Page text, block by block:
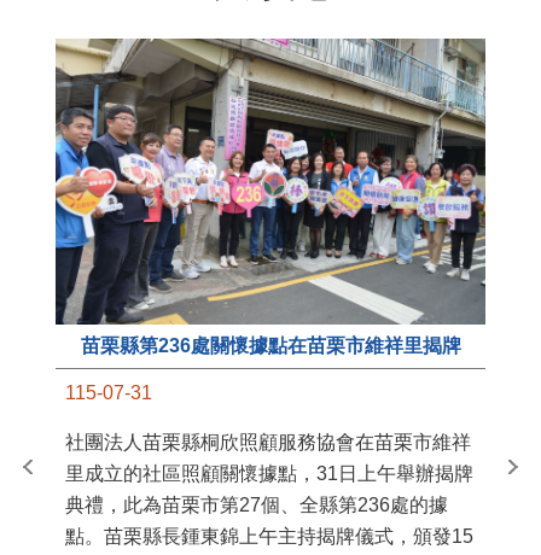
苗栗縣第236處關懷據點在苗栗市維祥里揭牌
115-07-31
社團法人苗栗縣桐欣照顧服務協會在苗栗市維祥
里成立的社區照顧關懷據點，31日上午舉辦揭牌
典禮，此為苗栗市第27個、全縣第236處的據
點。苗栗縣長鍾東錦上午主持揭牌儀式，頒發15
苗